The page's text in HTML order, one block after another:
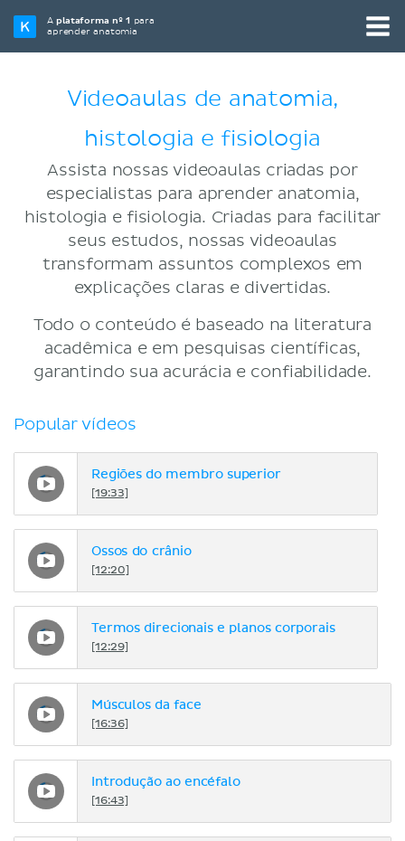
Aplataforma nº 1 para
aprender anatomia
Videoaulas de anatomia,
histologia e fisiologia
Assista nossas videoaulas criadas por
especialistas para aprender anatomia,
histologia e fisiologia. Criadas para facilitar
seus estudos, nossas videoaulas
transformam assuntos complexos em
explicações claras e divertidas.
Todo o conteúdo é baseado na literatura
acadêmica e em pesquisas científicas,
garantindo sua acurácia e confiabilidade.
Popular vídeos
Regiões do membro superior
[19:33]
Ossos do crânio
[12:20]
Termos direcionais e planos corporais
[12:29]
Músculos da face
[16:36]
Introdução ao encéfalo
[16:43]